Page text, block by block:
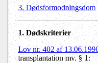
3. Dødsformodningsdom
1. Dødskriterier
Lov nr. 402 af
transplantation mv. § 1: